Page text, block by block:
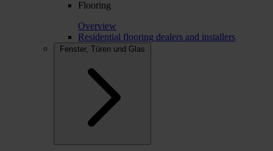
Flooring
Overview
Residential flooring dealers and installers
Fenster, Türen und Glas